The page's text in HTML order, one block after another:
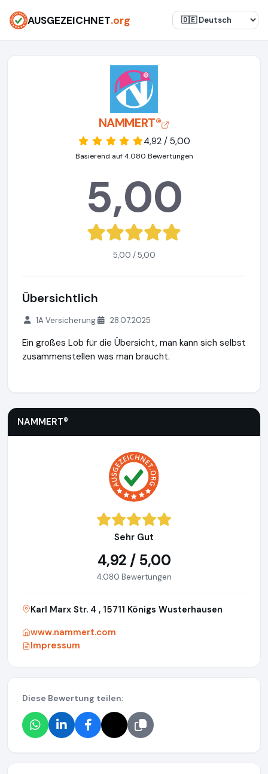
AUSGEZEICHNET.org
NAMMERT®
4,92 / 5,00
Basierend auf 4.080 Bewertungen
5,00
5,00 / 5,00
Übersichtlich
1A Versicherung 28.07.2025
Ein großes Lob für die Übersicht, man kann sich selbst
zusammenstellen was man braucht.
NAMMERT®
Sehr Gut
4,92 / 5,00
4.080 Bewertungen
Karl Marx Str. 4 , 15711 Königs Wusterhausen
www.nammert.com
Impressum
Diese Bewertung teilen: